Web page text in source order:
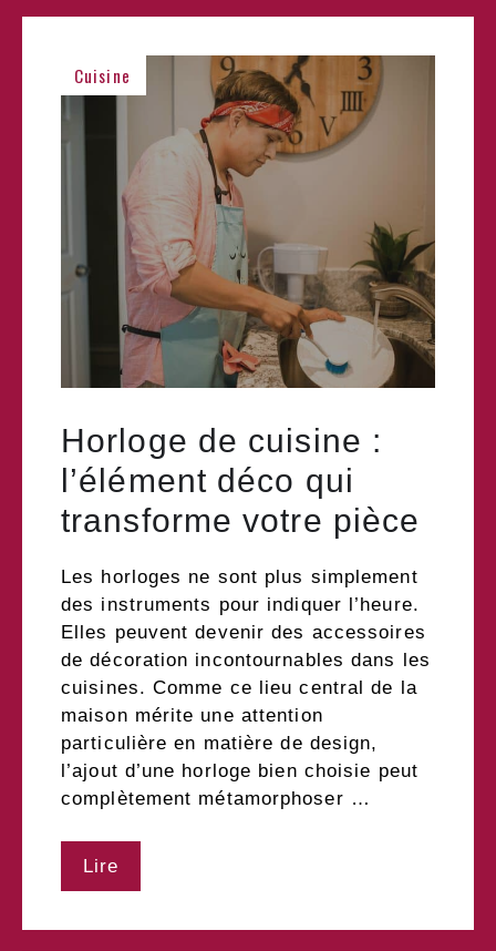
Cuisine
Horloge de cuisine :
l’élément déco qui
transforme votre pièce
Les horloges ne sont plus simplement
des instruments pour indiquer l’heure.
Elles peuvent devenir des accessoires
de décoration incontournables dans les
cuisines. Comme ce lieu central de la
maison mérite une attention
particulière en matière de design,
l’ajout d’une horloge bien choisie peut
complètement métamorphoser …
Lire